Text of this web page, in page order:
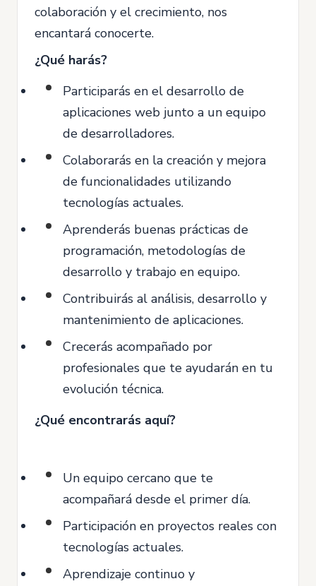
colaboración y el crecimiento, nos
encantará conocerte.
¿Qué harás?
Participarás en el desarrollo de
aplicaciones web junto a un equipo
de desarrolladores.
Colaborarás en la creación y mejora
de funcionalidades utilizando
tecnologías actuales.
Aprenderás buenas prácticas de
programación, metodologías de
desarrollo y trabajo en equipo.
Contribuirás al análisis, desarrollo y
mantenimiento de aplicaciones.
Crecerás acompañado por
profesionales que te ayudarán en tu
evolución técnica.
¿Qué encontrarás aquí?
Un equipo cercano que te
acompañará desde el primer día.
Participación en proyectos reales con
tecnologías actuales.
Aprendizaje continuo y